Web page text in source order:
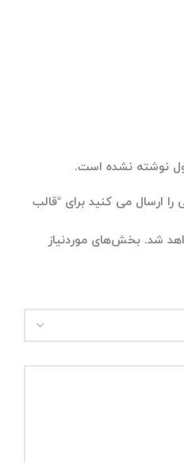
نوشته نشده است.
ارسال می کنید برای “قالب
شد. بخش‌های موردنیاز